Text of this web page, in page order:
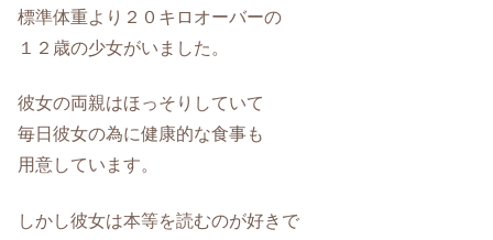
標準体重より２０キロオーバーの
１２歳の少女がいました。
彼女の両親はほっそりしていて
毎日彼女の為に健康的な食事も
用意しています。
しかし彼女は本等を読むのが好きで